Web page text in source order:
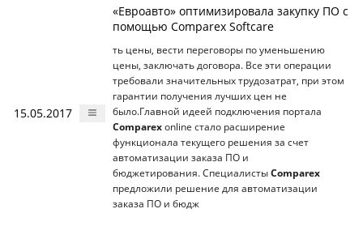
15.05.2017
«Евроавто» оптимизировала закупку ПО с
помощью Comparex Softcare
ть цены, вести переговоры по уменьшению
цены, заключать договора. Все эти операции
требовали значительных трудозатрат, при этом
гарантии получения лучших цен не
было.Главной идеей подключения портала
Comparex online стало расширение
функционала текущего решения за счет
автоматизации заказа ПО и
бюджетирования. Специалисты Comparex
предложили решение для автоматизации
заказа ПО и бюдж